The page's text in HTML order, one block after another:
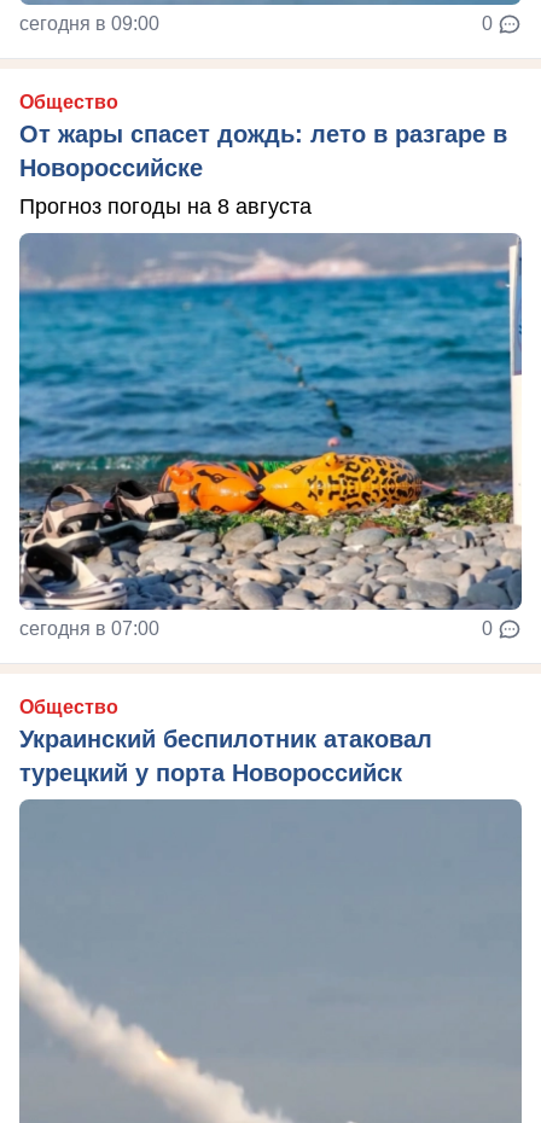
сегодня в 09:00 0
Общество
От жары спасет дождь: лето в разгаре в
Новороссийске
Прогноз погоды на 8 августа
сегодня в 07:00 0
Общество
Украинский беспилотник атаковал
турецкий у порта Новороссийск